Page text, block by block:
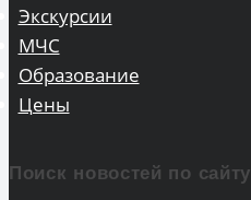
Экскурсии
МЧС
Образование
Цены
Поиск новостей по сайту